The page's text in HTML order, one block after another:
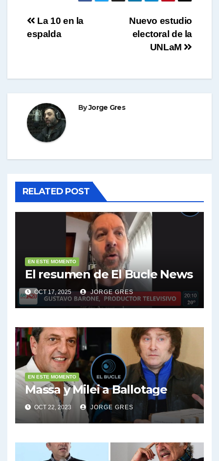
Navegación
de
Nuevo estudio
electoral de la
UNLaM
La 10 en la
espalda
ByJorge Gres
RELATED POST
EN ESTE MOMENTO
El resumen de El Bucle News
OCT 17, 2025 JORGE GRES
EN ESTE MOMENTO
Massa y Milei a Ballotage
OCT 22, 2023 JORGE GRES